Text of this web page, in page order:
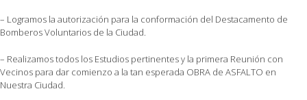
– Logramos la autorización para la conformación del Destacamento de
Bomberos Voluntarios de la Ciudad.
– Realizamos todos los Estudios pertinentes y la primera Reunión con
Vecinos para dar comienzo a la tan esperada OBRA de ASFALTO en
Nuestra Ciudad.